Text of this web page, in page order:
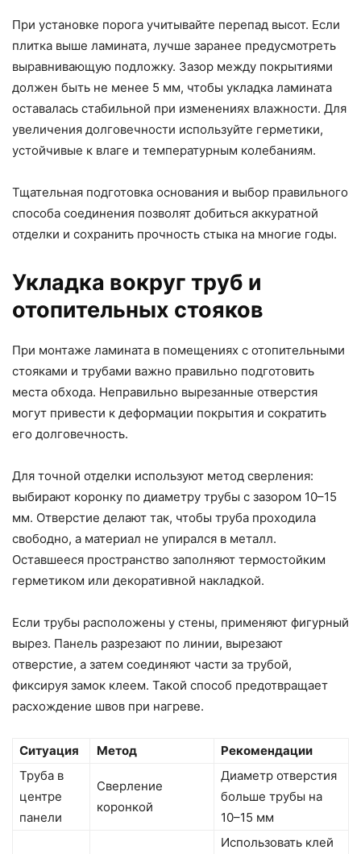
При установке порога учитывайте перепад высот. Если
плитка выше ламината, лучше заранее предусмотреть
выравнивающую подложку. Зазор между покрытиями
должен быть не менее 5 мм, чтобы укладка ламината
оставалась стабильной при изменениях влажности. Для
увеличения долговечности используйте герметики,
устойчивые к влаге и температурным колебаниям.
Тщательная подготовка основания и выбор правильного
способа соединения позволят добиться аккуратной
отделки и сохранить прочность стыка на многие годы.
Укладка вокруг труб и
отопительных стояков
При монтаже ламината в помещениях с отопительными
стояками и трубами важно правильно подготовить
места обхода. Неправильно вырезанные отверстия
могут привести к деформации покрытия и сократить
его долговечность.
Для точной отделки используют метод сверления:
выбирают коронку по диаметру трубы с зазором 10–15
мм. Отверстие делают так, чтобы труба проходила
свободно, а материал не упирался в металл.
Оставшееся пространство заполняют термостойким
герметиком или декоративной накладкой.
Если трубы расположены у стены, применяют фигурный
вырез. Панель разрезают по линии, вырезают
отверстие, а затем соединяют части за трубой,
фиксируя замок клеем. Такой способ предотвращает
расхождение швов при нагреве.
Ситуация Метод
Рекомендации
Труба в
центре
панели
Сверление
коронкой
Диаметр отверстия
больше трубы на
10–15 мм
Использовать клей